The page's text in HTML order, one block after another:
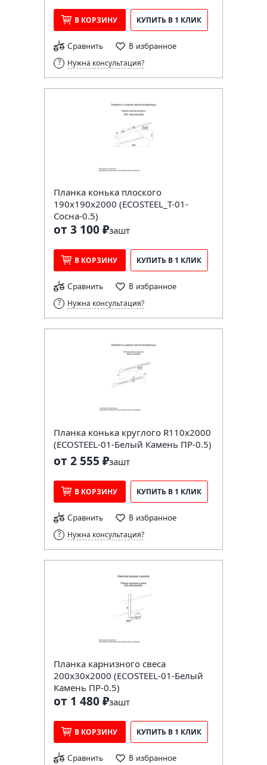
В КОРЗИНУ КУПИТЬ В 1 КЛИК
Сравнить В избранное
Нужна консультация?
Планка конька плоского
190х190х2000 (ECOSTEEL_T-01-
Сосна-0.5)
от 3 100 ₽зашт
В КОРЗИНУ КУПИТЬ В 1 КЛИК
Сравнить В избранное
Нужна консультация?
Планка конька круглого R110х2000
(ECOSTEEL-01-Белый Камень ПР-0.5)
от 2 555 ₽зашт
В КОРЗИНУ КУПИТЬ В 1 КЛИК
Сравнить В избранное
Нужна консультация?
Планка карнизного свеса
200х30х2000 (ECOSTEEL-01-Белый
Камень ПР-0.5)
от 1 480 ₽зашт
В КОРЗИНУ КУПИТЬ В 1 КЛИК
Сравнить В избранное